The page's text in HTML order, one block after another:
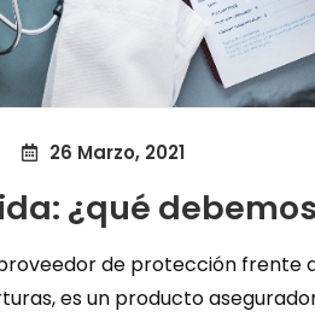
26 Marzo, 2021
¿qué
de protección frente
es un producto